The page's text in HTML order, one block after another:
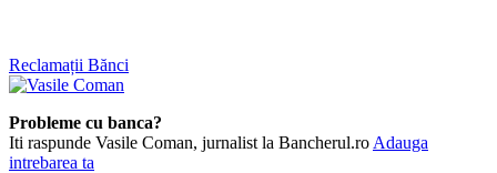
Skip
to
Reclamații Bănci
Probleme cu banca?
Iti raspunde Vasile Coman, jurnalist la Bancherul.ro Adauga
intrebarea ta